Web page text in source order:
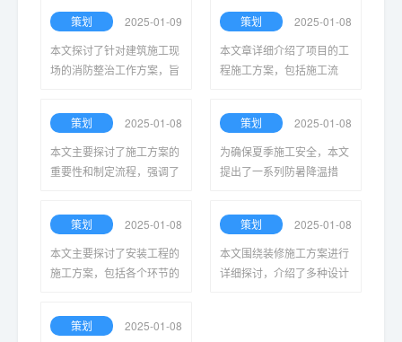
稳定、高效地完成安装。
期的有效管理，促进建筑行
业的可持续发展。
策划
2025-01-09
本文探讨了针对建筑施工现
场的消防整治工作方案，旨
得到有效识别与整改，保障
人员和财产安全。
策划
2025-01-08
本文章详细介绍了项目的工
程施工方案，包括施工流
保工程高效顺利进行。
策划
2025-01-08
本文主要探讨了施工方案的
重要性和制定流程，强调了
出了一系列优化建议，以提
升施工效率和安全性。
策划
2025-01-08
为确保夏季施工安全，本文
提出了一系列防暑降温措
及使用防晒设备，以降低高
温天气对工人的影响。
策划
2025-01-08
本文主要探讨了安装工程的
施工方案，包括各个环节的
效率，确保工程顺利完成。
策划
2025-01-08
本文围绕装修施工方案进行
详细探讨，介绍了多种设计
策划 2025-01-08